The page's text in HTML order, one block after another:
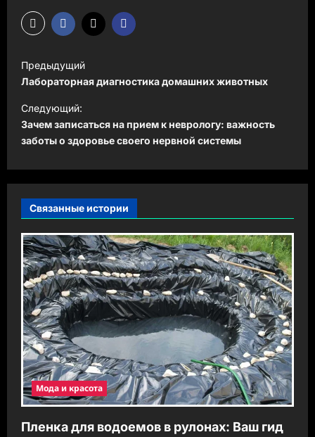
Н
а
в
и
г
а
ц
я
з
а
п
и
с
и
Предыдущий
Лабораторная диагностика домашних животных
Следующий:
Зачем записаться на прием к неврологу: важность
заботы о здоровье своего нервной системы
Связанные истории
Мода и красота
Пленка для водоемов в рулонах: Ваш гид